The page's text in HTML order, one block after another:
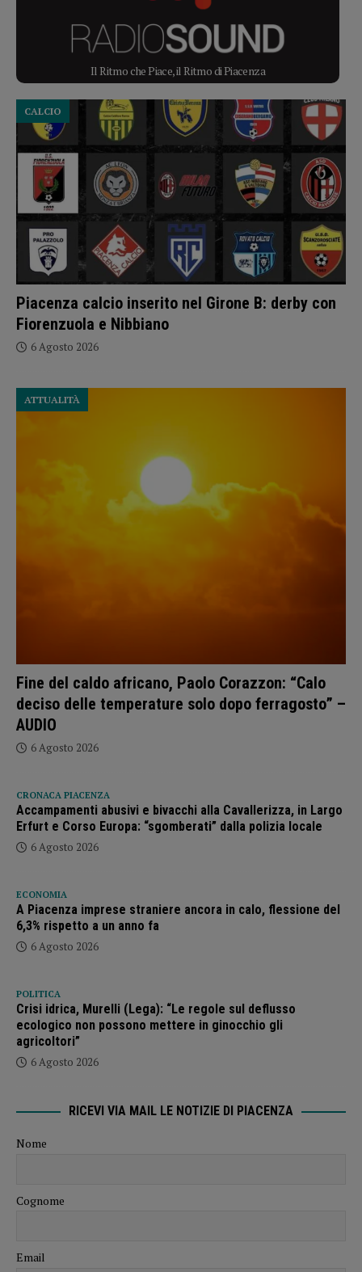
Il Ritmo che Piace, il Ritmo di Piacenza
Piacenza calcio inserito nel Girone B: derby con
Fiorenzuola e Nibbiano
CALCIO
6 Agosto 2026
Fine del caldo africano, Paolo Corazzon: “Calo
deciso delle temperature solo dopo ferragosto” –
AUDIO
ATTUALITÀ
6 Agosto 2026
CRONACA PIACENZA
Accampamenti abusivi e bivacchi alla Cavallerizza, in Largo
Erfurt e Corso Europa: “sgomberati” dalla polizia locale
6 Agosto 2026
ECONOMIA
A Piacenza imprese straniere ancora in calo, flessione del
6,3% rispetto a un anno fa
6 Agosto 2026
POLITICA
Crisi idrica, Murelli (Lega): “Le regole sul deflusso
ecologico non possono mettere in ginocchio gli
agricoltori”
6 Agosto 2026
RICEVI VIA MAIL LE NOTIZIE DI PIACENZA
Nome
Cognome
Email